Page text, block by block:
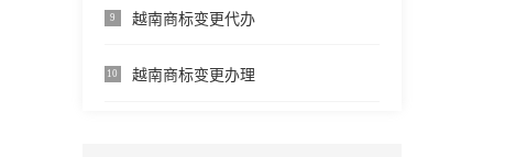
9 越南商标变更代办
10 越南商标变更办理